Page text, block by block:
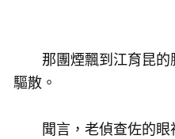
那團煙飄到江育昆的
驅散。
聞言，老偵查佐的眼